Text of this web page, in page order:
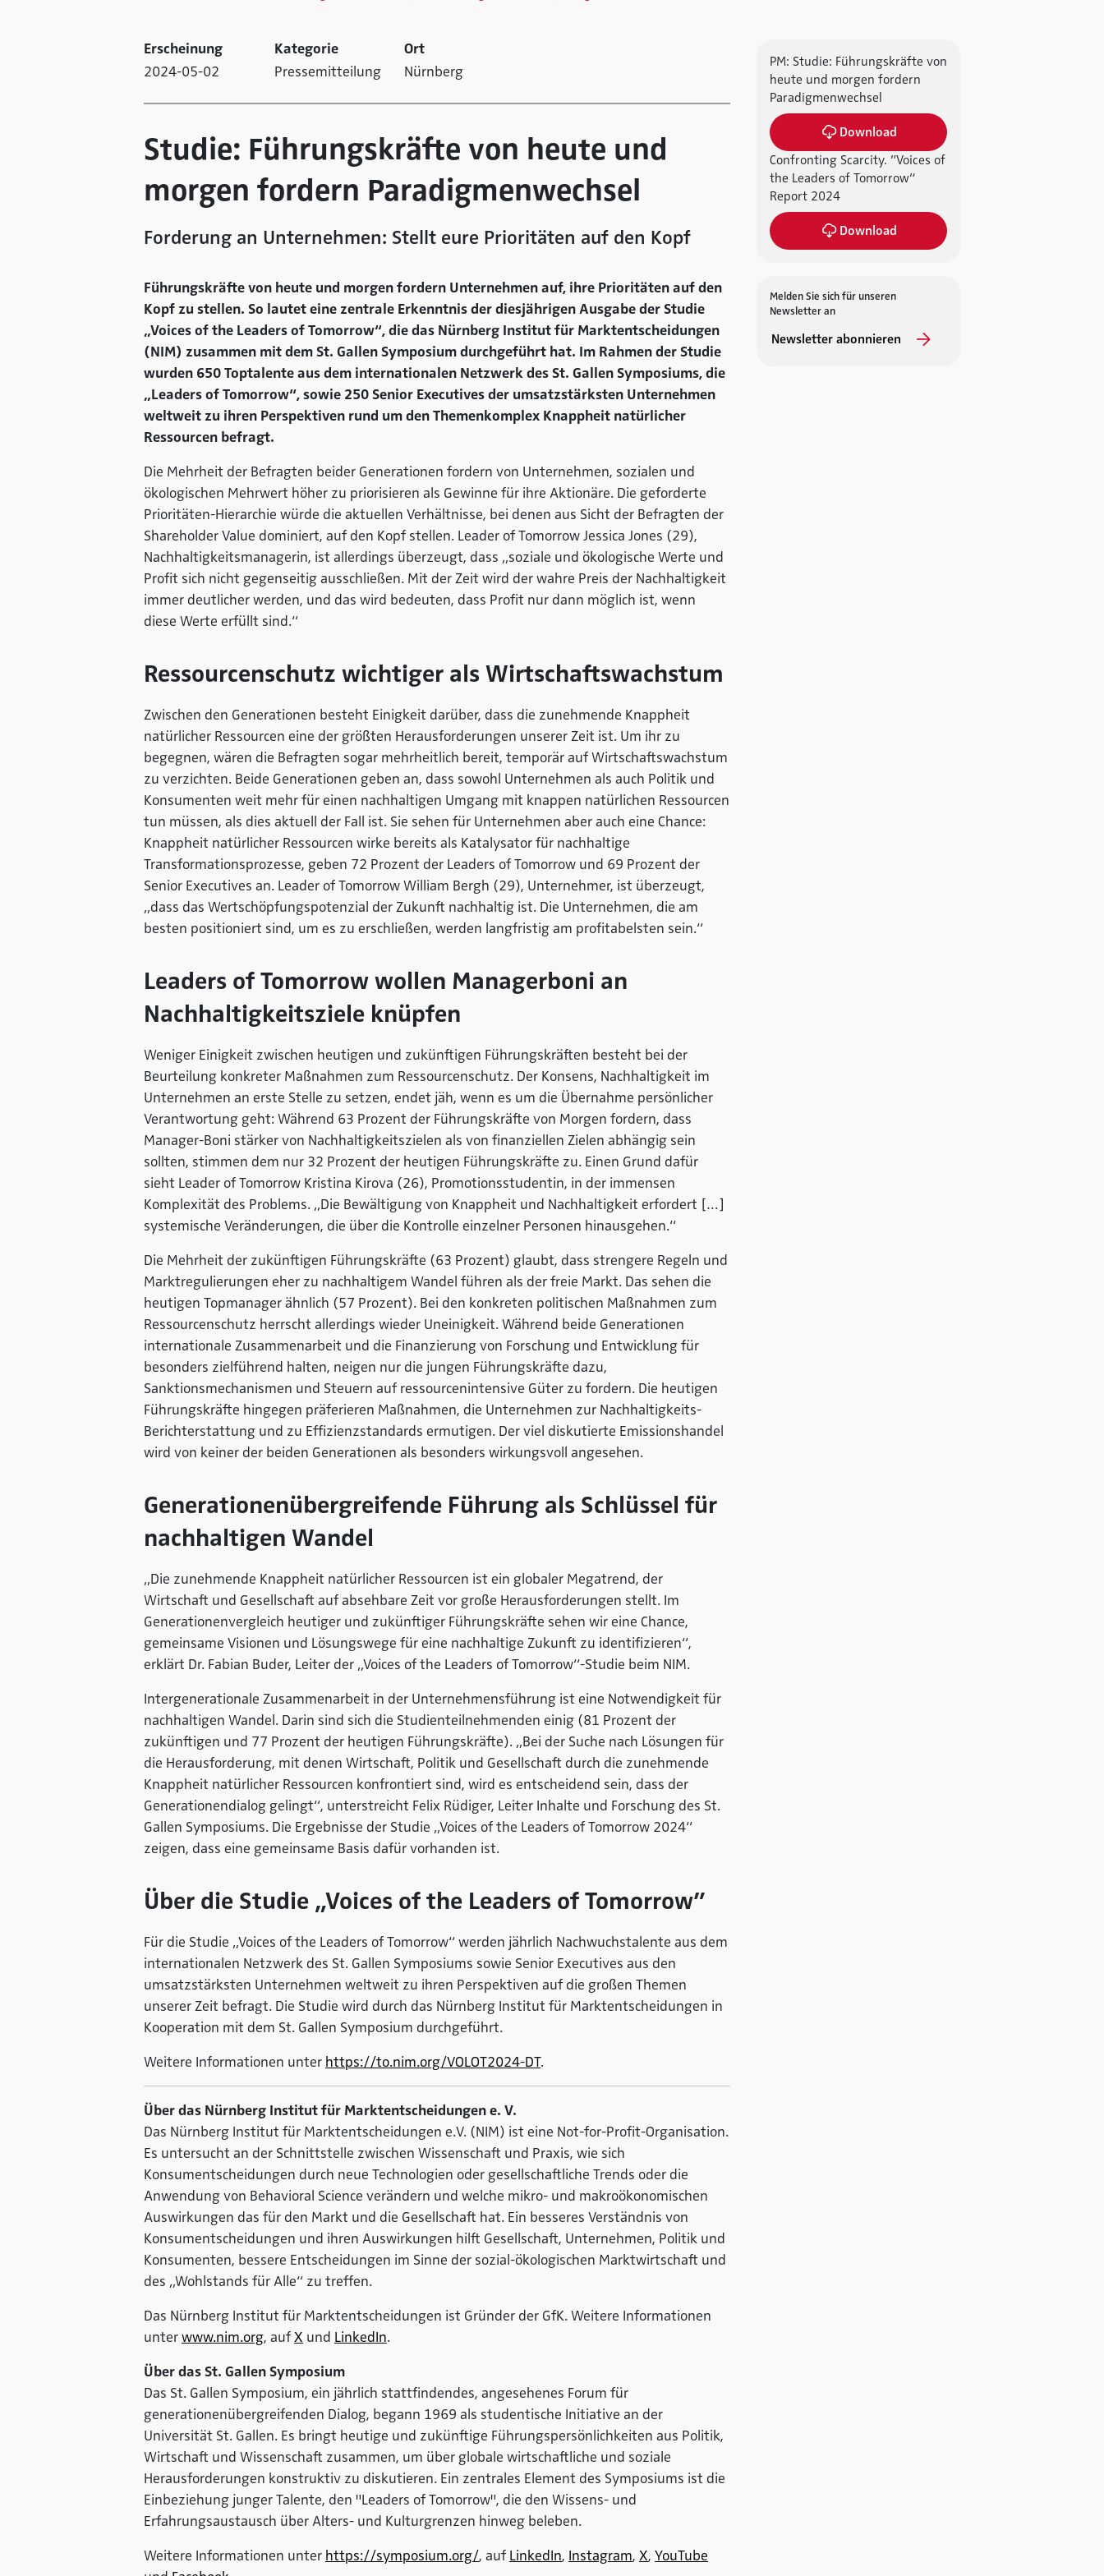
PM: Studie: Führungskräfte von
heute und morgen fordern
Paradigmenwechsel
Download
Confronting Scarcity. ”Voices of
the Leaders of Tomorrow“
Report 2024
Download
Melden Sie sich für unseren
Newsletter an
Newsletter abonnieren
Erscheinung
2024-05-02
Kategorie
Pressemitteilung
Ort
Nürnberg
Studie: Führungskräfte von heute und
morgen fordern Paradigmenwechsel
Forderung an Unternehmen: Stellt eure Prioritäten auf den Kopf
Führungskräfte von heute und morgen fordern Unternehmen auf, ihre Prioritäten auf den
Kopf zu stellen. So lautet eine zentrale Erkenntnis der diesjährigen Ausgabe der Studie
„Voices of the Leaders of Tomorrow“, die das Nürnberg Institut für Marktentscheidungen
(NIM) zusammen mit dem St. Gallen Symposium durchgeführt hat. Im Rahmen der Studie
wurden 650 Toptalente aus dem internationalen Netzwerk des St. Gallen Symposiums, die
„Leaders of Tomorrow“, sowie 250 Senior Executives der umsatzstärksten Unternehmen
weltweit zu ihren Perspektiven rund um den Themenkomplex Knappheit natürlicher
Ressourcen befragt.
Die Mehrheit der Befragten beider Generationen fordern von Unternehmen, sozialen und
ökologischen Mehrwert höher zu priorisieren als Gewinne für ihre Aktionäre. Die geforderte
Prioritäten-Hierarchie würde die aktuellen Verhältnisse, bei denen aus Sicht der Befragten der
Shareholder Value dominiert, auf den Kopf stellen. Leader of Tomorrow Jessica Jones (29),
Nachhaltigkeitsmanagerin, ist allerdings überzeugt, dass „soziale und ökologische Werte und
Profit sich nicht gegenseitig ausschließen. Mit der Zeit wird der wahre Preis der Nachhaltigkeit
immer deutlicher werden, und das wird bedeuten, dass Profit nur dann möglich ist, wenn
diese Werte erfüllt sind.“
Ressourcenschutz wichtiger als Wirtschaftswachstum
Zwischen den Generationen besteht Einigkeit darüber, dass die zunehmende Knappheit
natürlicher Ressourcen eine der größten Herausforderungen unserer Zeit ist. Um ihr zu
begegnen, wären die Befragten sogar mehrheitlich bereit, temporär auf Wirtschaftswachstum
zu verzichten. Beide Generationen geben an, dass sowohl Unternehmen als auch Politik und
Konsumenten weit mehr für einen nachhaltigen Umgang mit knappen natürlichen Ressourcen
tun müssen, als dies aktuell der Fall ist. Sie sehen für Unternehmen aber auch eine Chance:
Knappheit natürlicher Ressourcen wirke bereits als Katalysator für nachhaltige
Transformationsprozesse, geben 72 Prozent der Leaders of Tomorrow und 69 Prozent der
Senior Executives an. Leader of Tomorrow William Bergh (29), Unternehmer, ist überzeugt,
„dass das Wertschöpfungspotenzial der Zukunft nachhaltig ist. Die Unternehmen, die am
besten positioniert sind, um es zu erschließen, werden langfristig am profitabelsten sein.“
Leaders of Tomorrow wollen Managerboni an
Nachhaltigkeitsziele knüpfen
Weniger Einigkeit zwischen heutigen und zukünftigen Führungskräften besteht bei der
Beurteilung konkreter Maßnahmen zum Ressourcenschutz. Der Konsens, Nachhaltigkeit im
Unternehmen an erste Stelle zu setzen, endet jäh, wenn es um die Übernahme persönlicher
Verantwortung geht: Während 63 Prozent der Führungskräfte von Morgen fordern, dass
Manager-Boni stärker von Nachhaltigkeitszielen als von finanziellen Zielen abhängig sein
sollten, stimmen dem nur 32 Prozent der heutigen Führungskräfte zu. Einen Grund dafür
sieht Leader of Tomorrow Kristina Kirova (26), Promotionsstudentin, in der immensen
Komplexität des Problems. „Die Bewältigung von Knappheit und Nachhaltigkeit erfordert […]
systemische Veränderungen, die über die Kontrolle einzelner Personen hinausgehen.“
Die Mehrheit der zukünftigen Führungskräfte (63 Prozent) glaubt, dass strengere Regeln und
Marktregulierungen eher zu nachhaltigem Wandel führen als der freie Markt. Das sehen die
heutigen Topmanager ähnlich (57 Prozent). Bei den konkreten politischen Maßnahmen zum
Ressourcenschutz herrscht allerdings wieder Uneinigkeit. Während beide Generationen
internationale Zusammenarbeit und die Finanzierung von Forschung und Entwicklung für
besonders zielführend halten, neigen nur die jungen Führungskräfte dazu,
Sanktionsmechanismen und Steuern auf ressourcenintensive Güter zu fordern. Die heutigen
Führungskräfte hingegen präferieren Maßnahmen, die Unternehmen zur Nachhaltigkeits-
Berichterstattung und zu Effizienzstandards ermutigen. Der viel diskutierte Emissionshandel
wird von keiner der beiden Generationen als besonders wirkungsvoll angesehen.
Generationenübergreifende Führung als Schlüssel für
nachhaltigen Wandel
„Die zunehmende Knappheit natürlicher Ressourcen ist ein globaler Megatrend, der
Wirtschaft und Gesellschaft auf absehbare Zeit vor große Herausforderungen stellt. Im
Generationenvergleich heutiger und zukünftiger Führungskräfte sehen wir eine Chance,
gemeinsame Visionen und Lösungswege für eine nachhaltige Zukunft zu identifizieren“,
erklärt Dr. Fabian Buder, Leiter der „Voices of the Leaders of Tomorrow“-Studie beim NIM.
Intergenerationale Zusammenarbeit in der Unternehmensführung ist eine Notwendigkeit für
nachhaltigen Wandel. Darin sind sich die Studienteilnehmenden einig (81 Prozent der
zukünftigen und 77 Prozent der heutigen Führungskräfte). „Bei der Suche nach Lösungen für
die Herausforderung, mit denen Wirtschaft, Politik und Gesellschaft durch die zunehmende
Knappheit natürlicher Ressourcen konfrontiert sind, wird es entscheidend sein, dass der
Generationendialog gelingt“, unterstreicht Felix Rüdiger, Leiter Inhalte und Forschung des St.
Gallen Symposiums. Die Ergebnisse der Studie „Voices of the Leaders of Tomorrow 2024“
zeigen, dass eine gemeinsame Basis dafür vorhanden ist.
Über die Studie „Voices of the Leaders of Tomorrow”
Für die Studie „Voices of the Leaders of Tomorrow“ werden jährlich Nachwuchstalente aus dem
internationalen Netzwerk des St. Gallen Symposiums sowie Senior Executives aus den
umsatzstärksten Unternehmen weltweit zu ihren Perspektiven auf die großen Themen
unserer Zeit befragt. Die Studie wird durch das Nürnberg Institut für Marktentscheidungen in
Kooperation mit dem St. Gallen Symposium durchgeführt.
Weitere Informationen unter https://to.nim.org/VOLOT2024-DT.
Über das Nürnberg Institut für Marktentscheidungen e. V.
Das Nürnberg Institut für Marktentscheidungen e.V. (NIM) ist eine Not-for-Profit-Organisation.
Es untersucht an der Schnittstelle zwischen Wissenschaft und Praxis, wie sich
Konsumentscheidungen durch neue Technologien oder gesellschaftliche Trends oder die
Anwendung von Behavioral Science verändern und welche mikro- und makroökonomischen
Auswirkungen das für den Markt und die Gesellschaft hat. Ein besseres Verständnis von
Konsumentscheidungen und ihren Auswirkungen hilft Gesellschaft, Unternehmen, Politik und
Konsumenten, bessere Entscheidungen im Sinne der sozial-ökologischen Marktwirtschaft und
des „Wohlstands für Alle“ zu treffen.
Das Nürnberg Institut für Marktentscheidungen ist Gründer der GfK. Weitere Informationen
unterwww.nim.org, aufX und LinkedIn.
Über das St. Gallen Symposium
Das St. Gallen Symposium, ein jährlich stattfindendes, angesehenes Forum für
generationenübergreifenden Dialog, begann 1969 als studentische Initiative an der
Universität St. Gallen. Es bringt heutige und zukünftige Führungspersönlichkeiten aus Politik,
Wirtschaft und Wissenschaft zusammen, um über globale wirtschaftliche und soziale
Herausforderungen konstruktiv zu diskutieren. Ein zentrales Element des Symposiums ist die
Einbeziehung junger Talente, den "Leaders of Tomorrow", die den Wissens- und
Erfahrungsaustausch über Alters- und Kulturgrenzen hinweg beleben.
Weitere Informationen unter https://symposium.org/, auf LinkedIn, Instagram, X, YouTube